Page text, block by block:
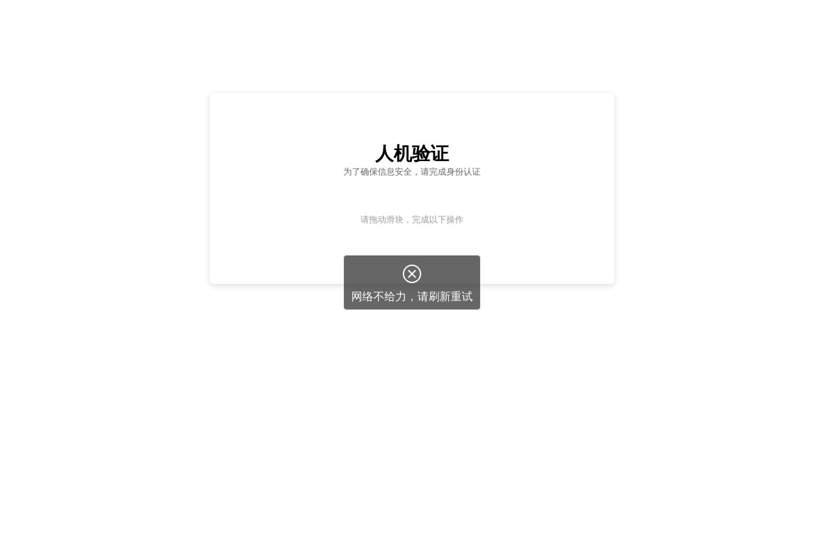
人机验证
为了确保信息安全，请完成身份认证
请拖动滑块，完成以下操作

网络不给力，请刷新重试